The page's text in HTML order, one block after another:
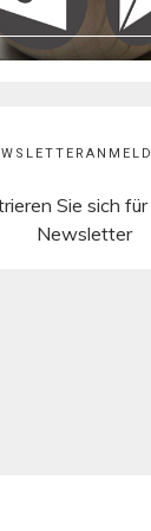
Sie sich
Newsletter